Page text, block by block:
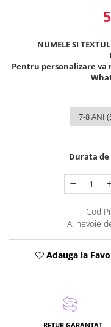
NUMELE SI
Pentru personalizare va
Durata
Cod
Ai nevoie
Adauga la
RETUR GARANTAT